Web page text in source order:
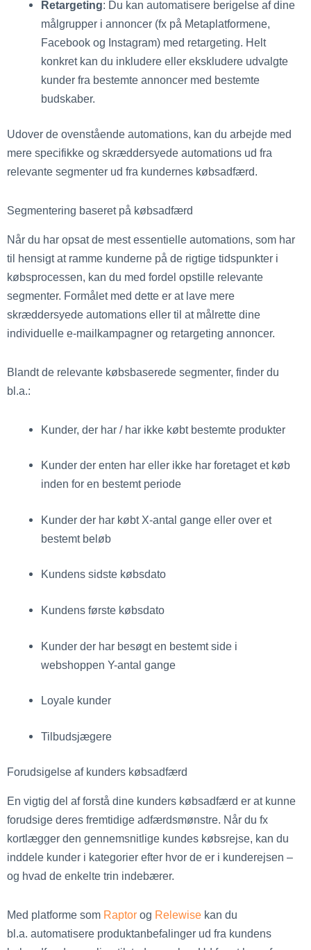
Retargeting: Du kan automatisere berigelse af dine
målgrupper i annoncer (fx på Metaplatformene,
Facebook og Instagram) med retargeting. Helt
konkret kan du inkludere eller ekskludere udvalgte
kunder fra bestemte annoncer med bestemte
budskaber.
Udover de ovenstående automations, kan du arbejde med
mere specifikke og skræddersyede automations ud fra
relevante segmenter ud fra kundernes købsadfærd.
Segmentering baseret på købsadfærd
Når du har opsat de mest essentielle automations, som har
til hensigt at ramme kunderne på de rigtige tidspunkter i
købsprocessen, kan du med fordel opstille relevante
segmenter. Formålet med dette er at lave mere
skræddersyede automations eller til at målrette dine
individuelle e-mailkampagner og retargeting annoncer.
Blandt de relevante købsbaserede segmenter, finder du
bl.a.:
Kunder, der har / har ikke købt bestemte produkter
Kunder der enten har eller ikke har foretaget et køb
inden for en bestemt periode
Kunder der har købt X-antal gange eller over et
bestemt beløb
Kundens sidste købsdato
Kundens første købsdato
Kunder der har besøgt en bestemt side i
webshoppen Y-antal gange
Loyale kunder
Tilbudsjægere
Forudsigelse af kunders købsadfærd
En vigtig del af forstå dine kunders købsadfærd er at kunne
forudsige deres fremtidige adfærdsmønstre. Når du fx
kortlægger den gennemsnitlige kundes købsrejse, kan du
inddele kunder i kategorier efter hvor de er i kunderejsen –
og hvad de enkelte trin indebærer.
Med platforme som Raptor og Relewise kan du
bl.a. automatisere produktanbefalinger ud fra kundens